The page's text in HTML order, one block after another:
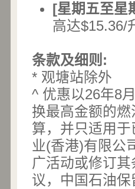
[星期五至星
高达$15.36/
条款及细则 :
* 观塘站除外
^ 优惠以26年8
换最高金额的
算，并只适用
业(香港)有限公
广活动或修订
议，中国石油